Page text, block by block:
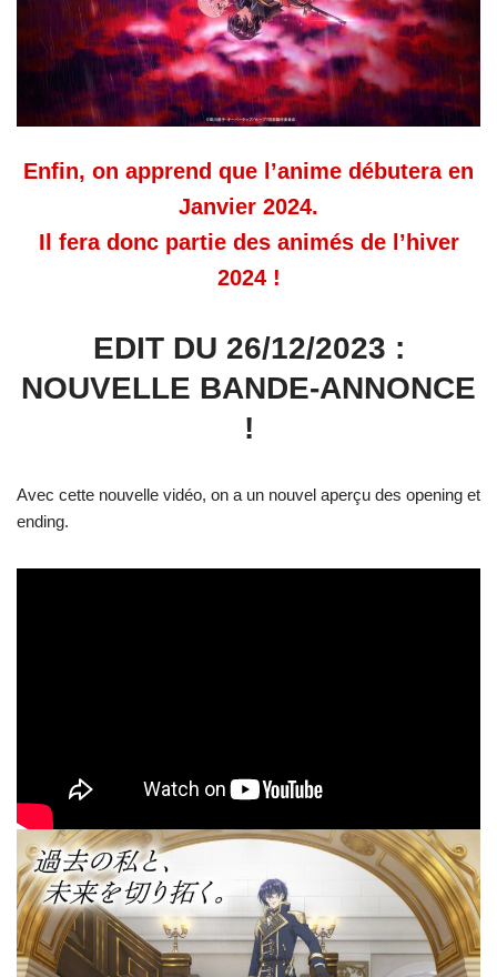
Enfin, on apprend que l’anime débutera en
Janvier 2024.
Il fera donc partie des animés de l’hiver
2024 !
EDIT DU 26/12/2023 :
NOUVELLE BANDE-ANNONCE
!
Avec cette nouvelle vidéo, on a un nouvel aperçu des opening et
ending.